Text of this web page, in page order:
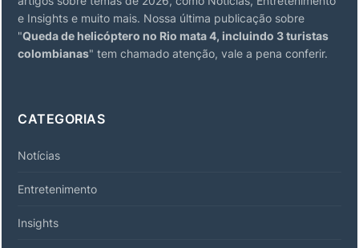
e Insights e muito mais. Nossa última publicação sobre
"Queda de helicóptero no Rio mata 4, incluindo 3 turistas
colombianas" tem chamado atenção, vale a pena conferir.
CATEGORIAS
Notícias
Entretenimento
Insights